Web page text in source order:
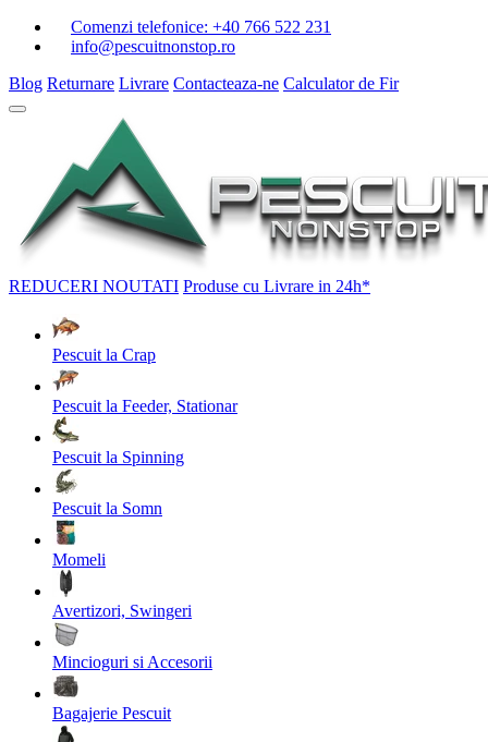
Comenzi telefonice: +40 766 522 231
info@pescuitnonstop.ro
Blog Returnare Livrare Contacteaza-ne Calculator de Fir
REDUCERI NOUTATI Produse cu Livrare in 24h*
Pescuit la Crap
Pescuit la Feeder, Stationar
Pescuit la Spinning
Pescuit la Somn
Momeli
Avertizori, Swingeri
Mincioguri si Accesorii
Bagajerie Pescuit